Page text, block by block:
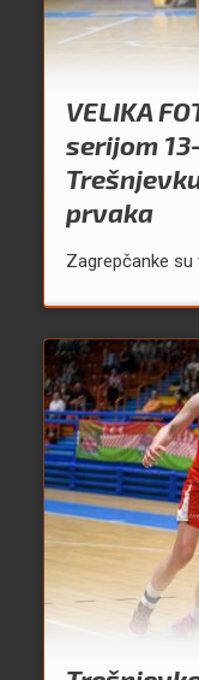
VELIKA
serijom
prvaka
Zagrepčanke su